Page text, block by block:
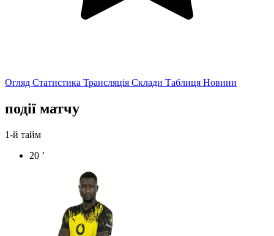
Огляд Статистика Трансляція Склади Таблиця Новини
події матчу
1-й тайм
20 ’